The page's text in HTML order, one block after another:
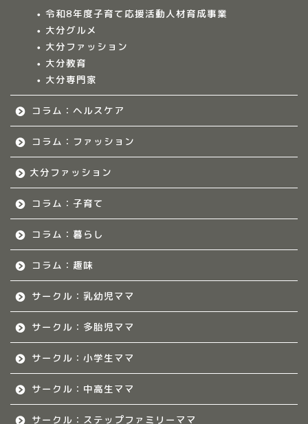
令和8年度子育て応援活動人材育成事業
大分グルメ
大分ファッション
大分教育
大分専門家
コラム：ヘルスケア
コラム：ファッション
大分ファッション
コラム：子育て
コラム：暮らし
コラム：趣味
サークル：乳幼児ママ
サークル：多胎児ママ
サークル：小学生ママ
サークル：中高生ママ
サークル：ステップファミリーママ
福岡のママ集まれ！につ
佐賀のママ集まれ！につ
熊本のママ集まれ！につ